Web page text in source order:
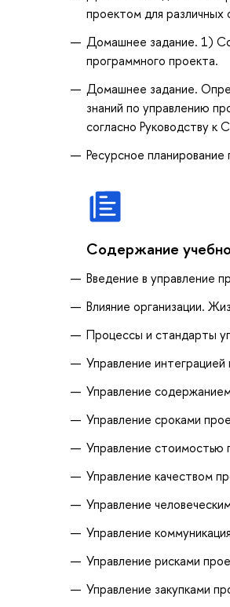
проектом для различных
Домашнее задание. 1)
программного проекта.
Домашнее задание.
знаний по управлению
согласно Руководству к
Ресурсное
Содержание
Введение в управление
Влияние организации.
Процессы и стандарты
Управление интеграцией
Управление
Управление сроками
Управление стоимостью
Управление качеством
Управление
Управление
Управление рисками
Управление закупками